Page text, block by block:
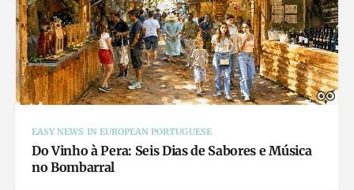
EASY NEWS IN EUROPEAN PORTUGUESE
Do Vinho à Pera: Seis Dias de Sabores e Música
no Bombarral